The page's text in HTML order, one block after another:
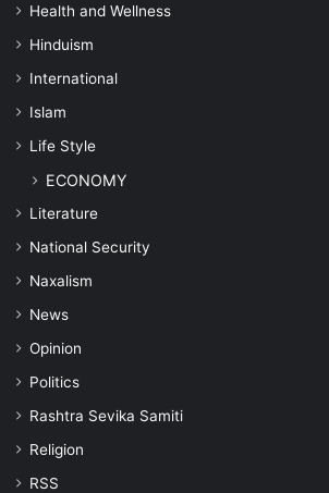
Health and Wellness
Hinduism
International
Islam
Life Style
ECONOMY
Literature
National Security
Naxalism
News
Opinion
Politics
Rashtra Sevika Samiti
Religion
RSS